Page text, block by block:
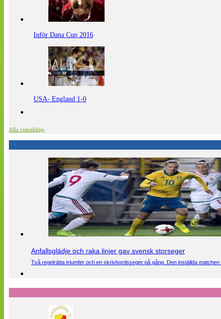
Inför Dana Cup 2016
USA- England 1-0
Alla videoklipp
Anfallsglädje och raka linjer gav svensk storseger
Två regelrätta triumfer och en skrivbordsseger på gång. Den inställda